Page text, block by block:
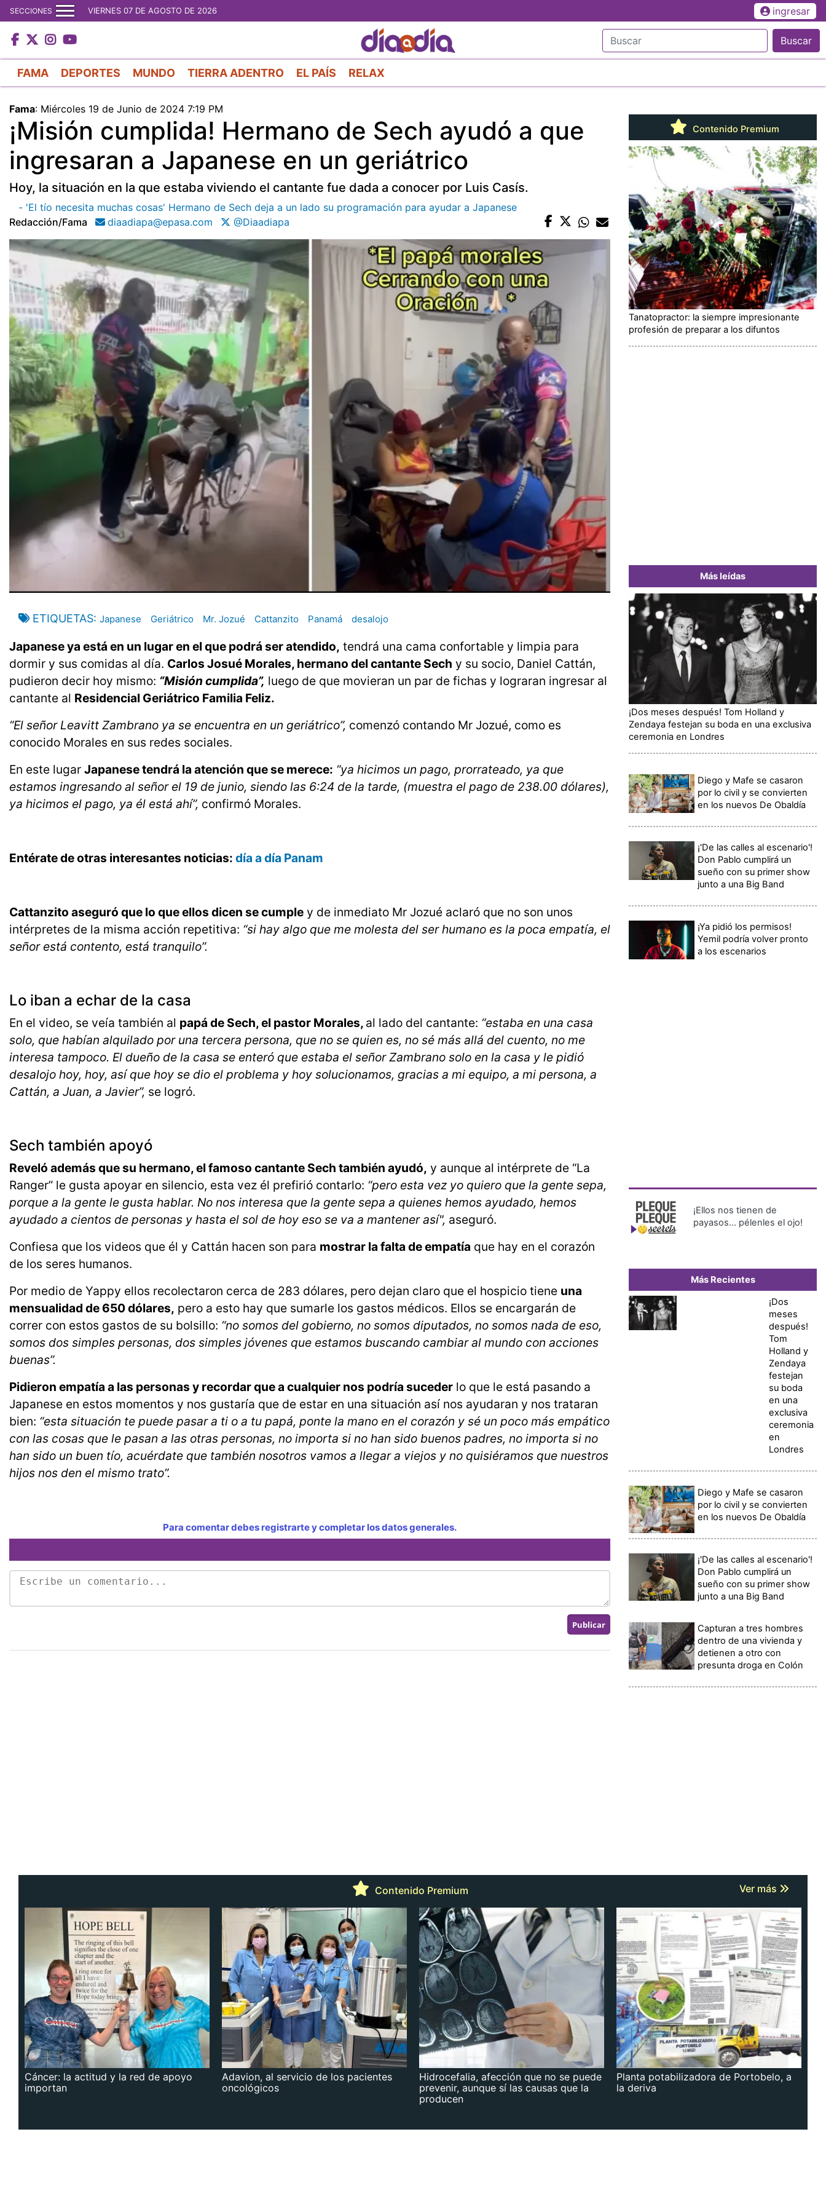
al
contenido
principal
SECCIONES VIERNES 07 DE AGOSTO DE 2026 ingresar
Buscar
FAMA DEPORTES MUNDO TIERRA ADENTRO EL PAÍS RELAX
Fama: Miércoles 19 de Junio de 2024 7:19 PM
¡Misión cumplida! Hermano de Sech ayudó a que
ingresaran a Japanese en un geriátrico
Hoy, la situación en la que estaba viviendo el cantante fue dada a conocer por Luis Casís.
- 'El tío necesita muchas cosas' Hermano de Sech deja a un lado su programación para ayudar a Japanese
Redacción/fama
diaadiapa@epasa.com @Diaadiapa
ETIQUETAS Japanese Geriátrico Mr. Jozué Cattanzito Panamá desalojo
Japanese ya está en un lugar en el que podrá ser atendido, tendrá una cama confortable y limpia para
dormir y sus comidas al día. Carlos Josué Morales, hermano del cantante Sech y su socio, Daniel Cattán,
pudieron decir hoy mismo: “Misión cumplida”, luego de que movieran un par de fichas y lograran ingresar al
cantante al Residencial Geriátrico Familia Feliz.
“El señor Leavitt Zambrano ya se encuentra en un geriátrico”, comenzó contando Mr Jozué, como es
conocido Morales en sus redes sociales.
En este lugar Japanese tendrá la atención que se merece: “ya hicimos un pago, prorrateado, ya que
estamos ingresando al señor el 19 de junio, siendo las 6:24 de la tarde, (muestra el pago de 238.00 dólares),
ya hicimos el pago, ya él está ahí”, confirmó Morales.
Entérate de otras interesantes noticias: día a día Panam
Cattanzito aseguró que lo que ellos dicen se cumple y de inmediato Mr Jozué aclaró que no son unos
intérpretes de la misma acción repetitiva: “si hay algo que me molesta del ser humano es la poca empatía, el
señor está contento, está tranquilo”.
Lo iban a echar de la casa
En el video, se veía también al papá de Sech, el pastor Morales, al lado del cantante: “estaba en una casa
solo, que habían alquilado por una tercera persona, que no se quien es, no sé más allá del cuento, no me
interesa tampoco. El dueño de la casa se enteró que estaba el señor Zambrano solo en la casa y le pidió
desalojo hoy, hoy, así que hoy se dio el problema y hoy solucionamos, gracias a mi equipo, a mi persona, a
Cattán, a Juan, a Javier”, se logró.
Sech también apoyó
Reveló además que su hermano, el famoso cantante Sech también ayudó, y aunque al intérprete de “La
Ranger” le gusta apoyar en silencio, esta vez él prefirió contarlo: “pero esta vez yo quiero que la gente sepa,
porque a la gente le gusta hablar. No nos interesa que la gente sepa a quienes hemos ayudado, hemos
ayudado a cientos de personas y hasta el sol de hoy eso se va a mantener así", aseguró.
Confiesa que los videos que él y Cattán hacen son para mostrar la falta de empatía que hay en el corazón
de los seres humanos.
Por medio de Yappy ellos recolectaron cerca de 283 dólares, pero dejan claro que el hospicio tiene una
mensualidad de 650 dólares, pero a esto hay que sumarle los gastos médicos. Ellos se encargarán de
correr con estos gastos de su bolsillo: “no somos del gobierno, no somos diputados, no somos nada de eso,
somos dos simples personas, dos simples jóvenes que estamos buscando cambiar al mundo con acciones
buenas”.
Pidieron empatía a las personas y recordar que a cualquier nos podría suceder lo que le está pasando a
Japanese en estos momentos y nos gustaría que de estar en una situación así nos ayudaran y nos trataran
bien: “esta situación te puede pasar a ti o a tu papá, ponte la mano en el corazón y sé un poco más empático
con las cosas que le pasan a las otras personas, no importa si no han sido buenos padres, no importa si no
han sido un buen tío, acuérdate que también nosotros vamos a llegar a viejos y no quisiéramos que nuestros
hijos nos den el mismo trato”.
Para comentar debes registrarte y completar los datos generales.
Contenido Premium
Tanatopractor: la siempre impresionante
profesión de preparar a los difuntos
Más leídas
¡Dos meses después! Tom Holland y
Zendaya festejan su boda en una exclusiva
ceremonia en Londres
Diego y Mafe se casaron
por lo civil y se convierten
en los nuevos De Obaldía
¡'De las calles al escenario'!
Don Pablo cumplirá un
sueño con su primer show
junto a una Big Band
¡Ya pidió los permisos!
Yemil podría volver pronto
a los escenarios
¡Ellos nos tienen de
payasos… pélenles el ojo!
Más Recientes
¡Dos
meses
después!
Tom
Holland y
Zendaya
festejan
su boda
en una
exclusiva
ceremonia
en
Londres
Diego y Mafe se casaron
por lo civil y se convierten
en los nuevos De Obaldía
¡'De las calles al escenario'!
Don Pablo cumplirá un
sueño con su primer show
junto a una Big Band
Capturan a tres hombres
dentro de una vivienda y
detienen a otro con
presunta droga en Colón
Contenido Premium Ver más
Cáncer: la actitud y la red de apoyo
importan
Adavion, al servicio de los pacientes
oncológicos
Hidrocefalia, afección que no se puede
prevenir, aunque sí las causas que la
producen
Planta potabilizadora de Portobelo, a
la deriva